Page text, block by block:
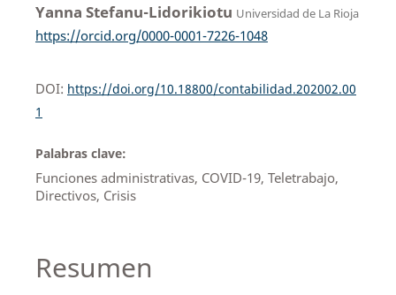
Yanna Stefanu-Lidorikiotu Universidad de La Rioja
https://orcid.org/0000-0001-7226-1048
DOI: https://doi.org/10.18800/contabilidad.202002.00
1
Palabras clave:
Funciones administrativas, COVID-19, Teletrabajo,
Directivos, Crisis
Resumen